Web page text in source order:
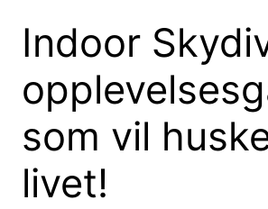
Indoor
som vil
livet!